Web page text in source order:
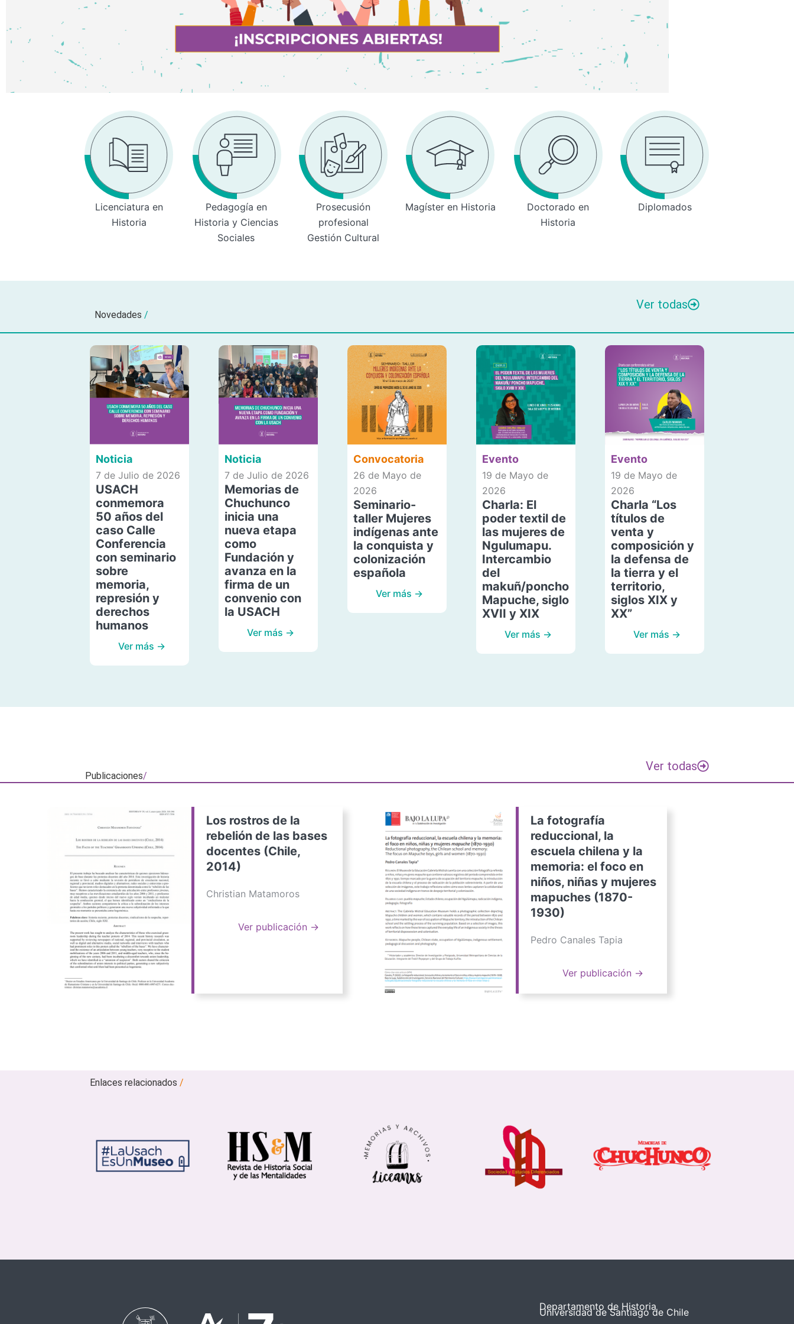
Licenciatura en
Historia
Pedagogía en
Historia y Ciencias
Sociales
Prosecusión
profesional
Gestión Cultural
Magíster en Historia
Doctorado en
Historia
Diplomados
Novedades /
Ver todas
Noticia
7 de Julio de 2026
USACH
conmemora
50 años del
caso Calle
Conferencia
con seminario
sobre
memoria,
represión y
derechos
humanos
Ver más →
Noticia
7 de Julio de 2026
Memorias de
Chuchunco
inicia una
nueva etapa
como
Fundación y
avanza en la
firma de un
convenio con
la USACH
Ver más →
Convocatoria
26 de Mayo de
2026
Seminario-
taller Mujeres
indígenas ante
la conquista y
colonización
española
Ver más →
Evento
19 de Mayo de
2026
Charla: El
poder textil de
las mujeres de
Ngulumapu.
Intercambio
del
makuñ/poncho
Mapuche, siglo
XVII y XIX
Ver más →
Evento
19 de Mayo de
2026
Charla “Los
títulos de
venta y
composición y
la defensa de
la tierra y el
territorio,
siglos XIX y
XX”
Ver más →
Publicaciones/
Ver todas
Los rostros de la
rebelión de las bases
docentes (Chile,
2014)
Christian Matamoros
Ver publicación →
La fotografía
reduccional, la
escuela chilena y la
memoria: el foco en
niños, niñas y mujeres
mapuches (1870-
1930)
Pedro Canales Tapia
Ver publicación →
Enlaces relacionados/
Departamento de Historia
Universidad de Santiago de Chile